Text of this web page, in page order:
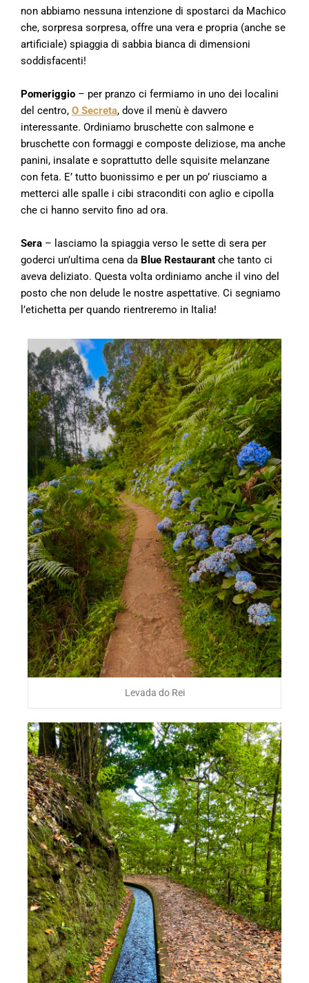
non abbiamo nessuna intenzione di spostarci da Machico
che, sorpresa sorpresa, offre una vera e propria (anche se
artificiale) spiaggia di sabbia bianca di dimensioni
soddisfacenti!
Pomeriggio – per pranzo ci fermiamo in uno dei localini
del centro, O Secreta, dove il menù è davvero
interessante. Ordiniamo bruschette con salmone e
bruschette con formaggi e composte deliziose, ma anche
panini, insalate e soprattutto delle squisite melanzane
con feta. E’ tutto buonissimo e per un po’ riusciamo a
metterci alle spalle i cibi straconditi con aglio e cipolla
che ci hanno servito fino ad ora.
Sera – lasciamo la spiaggia verso le sette di sera per
goderci un’ultima cena da Blue Restaurant che tanto ci
aveva deliziato. Questa volta ordiniamo anche il vino del
posto che non delude le nostre aspettative. Ci segniamo
l’etichetta per quando rientreremo in Italia!
Levada do Rei